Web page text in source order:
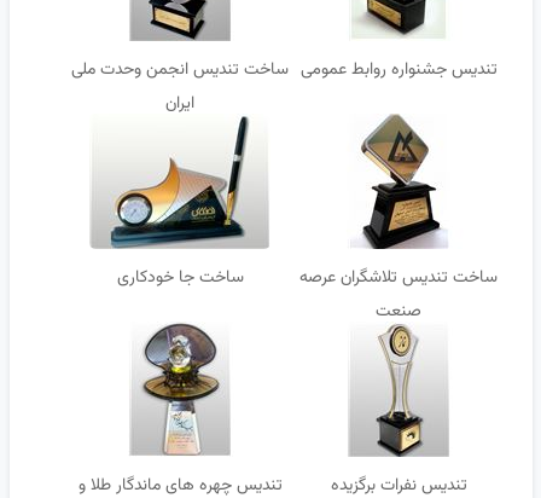
تندیس جشنواره روابط عمومی ساخت تندیس انجمن وحدت ملی
ایران
ساخت تندیس تلاشگران عرصه
صنعت
ساخت جا خودکاری
تندیس نفرات برگزیده
تندیس چهره های ماندگار طلا و